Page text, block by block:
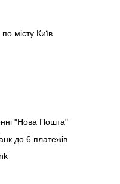
місту Київ
"Нова Пошта"
до 6 платежів